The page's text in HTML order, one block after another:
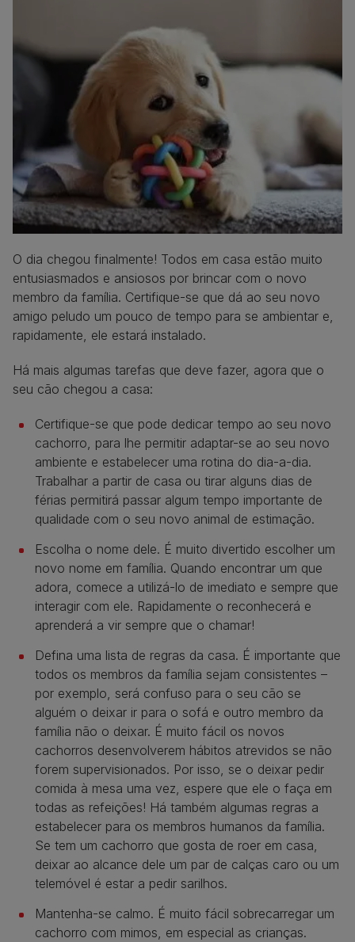
O dia chegou finalmente! Todos em casa estão muito
entusiasmados e ansiosos por brincar com o novo
membro da família. Certifique-se que dá ao seu novo
amigo peludo um pouco de tempo para se ambientar e,
rapidamente, ele estará instalado.
Há mais algumas tarefas que deve fazer, agora que o
seu cão chegou a casa:
Certifique-se que pode dedicar tempo ao seu novo
cachorro, para lhe permitir adaptar-se ao seu novo
ambiente e estabelecer uma rotina do dia-a-dia.
Trabalhar a partir de casa ou tirar alguns dias de
férias permitirá passar algum tempo importante de
qualidade com o seu novo animal de estimação.
Escolha o nome dele. É muito divertido escolher um
novo nome em família. Quando encontrar um que
adora, comece a utilizá-lo de imediato e sempre que
interagir com ele. Rapidamente o reconhecerá e
aprenderá a vir sempre que o chamar!
Defina uma lista de regras da casa. É importante que
todos os membros da família sejam consistentes –
por exemplo, será confuso para o seu cão se
alguém o deixar ir para o sofá e outro membro da
família não o deixar. É muito fácil os novos
cachorros desenvolverem hábitos atrevidos se não
forem supervisionados. Por isso, se o deixar pedir
comida à mesa uma vez, espere que ele o faça em
todas as refeições! Há também algumas regras a
estabelecer para os membros humanos da família.
Se tem um cachorro que gosta de roer em casa,
deixar ao alcance dele um par de calças caro ou um
telemóvel é estar a pedir sarilhos.
Mantenha-se calmo. É muito fácil sobrecarregar um
cachorro com mimos, em especial as crianças.